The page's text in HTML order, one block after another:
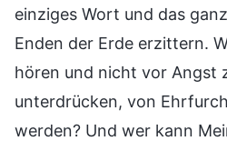
einziges Wort und das
Enden der Erde erzittern.
hören und nicht vor Angst
unterdrücken, von
werden? Und wer kann